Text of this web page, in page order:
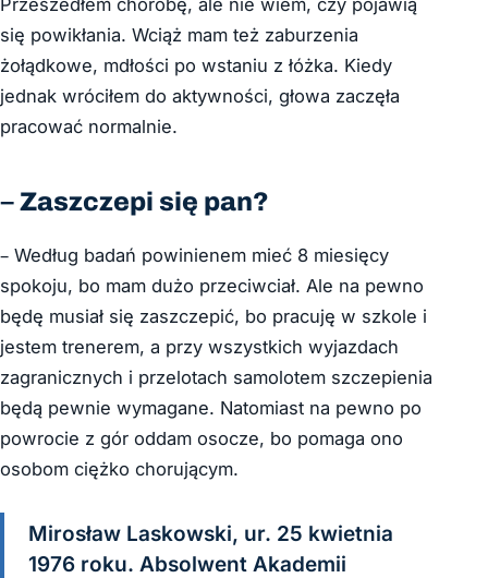
się powikłania. Wciąż mam też zaburzenia
żołądkowe, mdłości po wstaniu z łóżka. Kiedy
jednak wróciłem do aktywności, głowa zaczęła
pracować normalnie.
– Zaszczepi się pan?
– Według badań powinienem mieć 8 miesięcy
spokoju, bo mam dużo przeciwciał. Ale na pewno
będę musiał się zaszczepić, bo pracuję w szkole i
jestem trenerem, a przy wszystkich wyjazdach
zagranicznych i przelotach samolotem szczepienia
będą pewnie wymagane. Natomiast na pewno po
powrocie z gór oddam osocze, bo pomaga ono
osobom ciężko chorującym.
Mirosław Laskowski, ur. 25 kwietnia
1976 roku. Absolwent Akademii